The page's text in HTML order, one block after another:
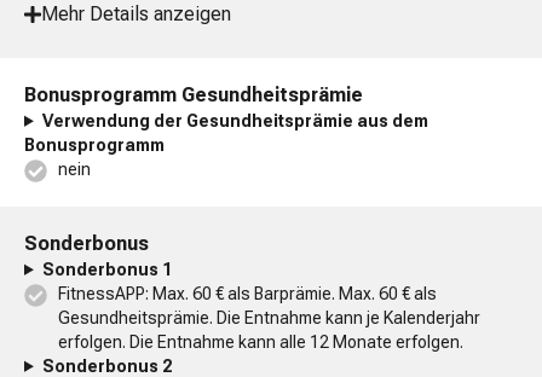
Mehr Details anzeigen
Bonusprogramm Gesundheitsprämie
Verwendung der Gesundheitsprämie aus dem
Bonusprogramm
nein
Sonderbonus
Sonderbonus 1
FitnessAPP: Max. 60 € als Barprämie. Max. 60 € als
Gesundheitsprämie. Die Entnahme kann je Kalenderjahr
erfolgen. Die Entnahme kann alle 12 Monate erfolgen.
Sonderbonus 2